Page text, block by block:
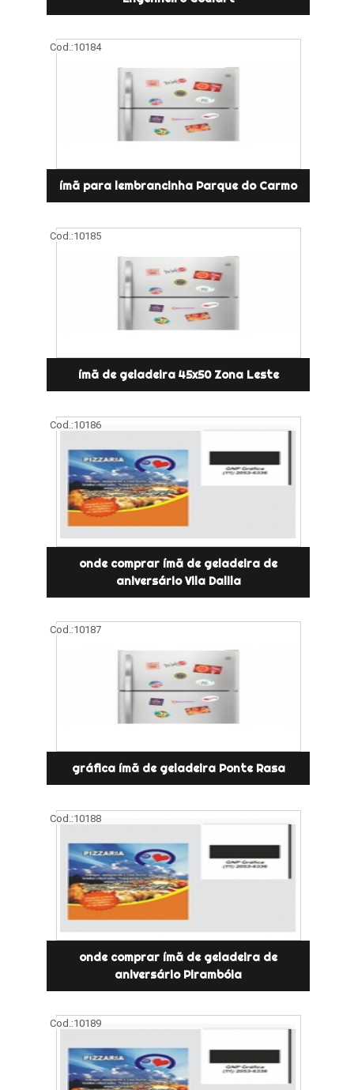
Cod.:10184
ímã para lembrancinha Parque do Carmo
Cod.:10185
ímã de geladeira 45x50 Zona Leste
Cod.:10186
onde comprar ímã de geladeira de
aniversário Vila Dalila
Cod.:10187
gráfica ímã de geladeira Ponte Rasa
Cod.:10188
onde comprar ímã de geladeira de
aniversário Pirambóia
Cod.:10189